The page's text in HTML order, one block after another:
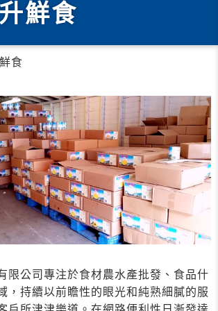
鮮食
食
限公司專注於食材農水產批發、食品什
，持續以前瞻性的眼光和純熟細膩的服